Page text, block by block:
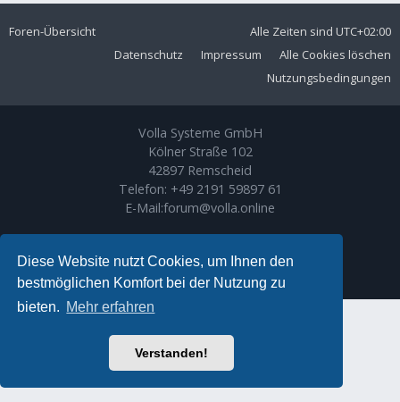
Diese Website nutzt Cookies, um Ihnen den
bestmöglichen Komfort bei der Nutzung zu
bieten. Mehr erfahren
Verstanden!
Foren-Übersicht Alle Zeiten sind UTC+02:00
Alle Cookies löschen
Impressum
Datenschutz
Nutzungsbedingungen
Volla Systeme GmbH
Kölner Straße 102
42897 Remscheid
Telefon: +49 2191 59897 61
E-Mail:forum@volla.online
Ariki Theme byGramziu